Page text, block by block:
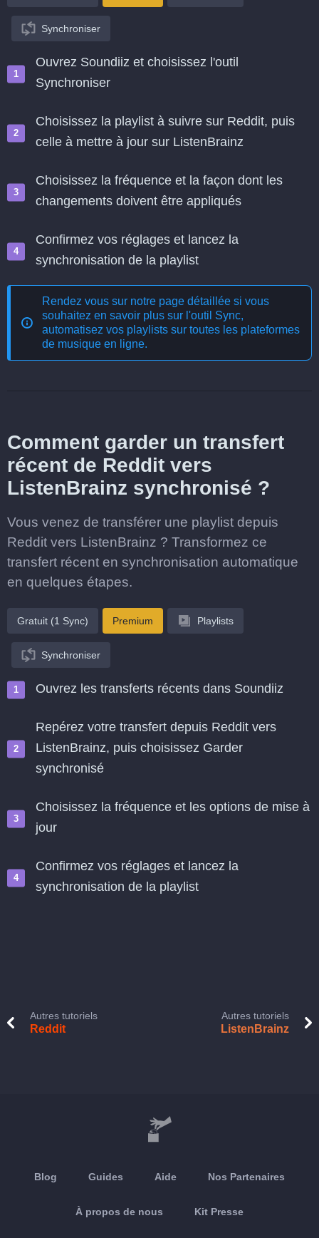
Synchroniser
Ouvrez Soundiiz et choisissez l'outil
Synchroniser
Choisissez la playlist à suivre sur Reddit, puis
celle à mettre à jour sur ListenBrainz
Choisissez la fréquence et la façon dont les
changements doivent être appliqués
Confirmez vos réglages et lancez la
synchronisation de la playlist
Rendez vous sur notre page détaillée si vous
souhaitez en savoir plus sur l'outil Sync,
automatisez vos playlists sur toutes les plateformes
de musique en ligne.
Comment garder un transfert
récent de Reddit vers
ListenBrainz synchronisé ?
Vous venez de transférer une playlist depuis
Reddit vers ListenBrainz ? Transformez ce
transfert récent en synchronisation automatique
en quelques étapes.
Gratuit (1 Sync) Premium Playlists
Synchroniser
Ouvrez les transferts récents dans Soundiiz
Repérez votre transfert depuis Reddit vers
ListenBrainz, puis choisissez Garder
synchronisé
Choisissez la fréquence et les options de mise à
jour
Confirmez vos réglages et lancez la
synchronisation de la playlist
Autres tutoriels
Reddit
Autres tutoriels
ListenBrainz
Blog Guides Aide Nos Partenaires
À propos de nous Kit Presse